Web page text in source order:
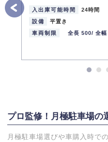
入出庫可能時間
24時間
設備
平置き
車両制限
全長 500/ 全
プロ監修！月極駐車場の
月極駐車場選びや車購入時で